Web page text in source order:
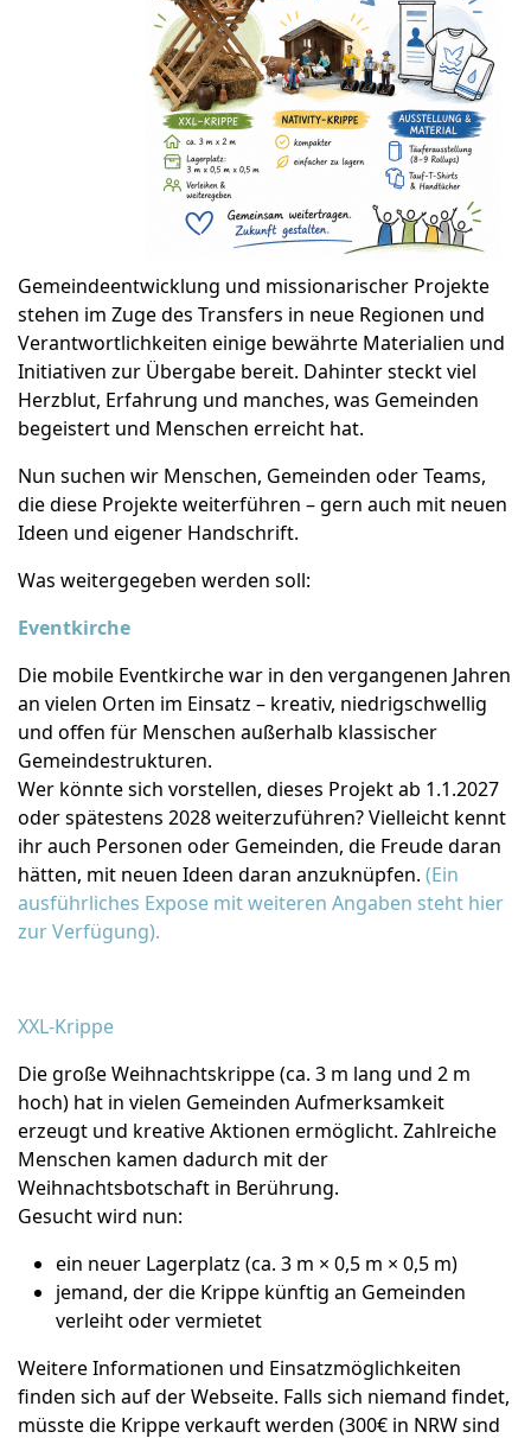
Gemeindeentwicklung und missionarischer Projekte
stehen im Zuge des Transfers in neue Regionen und
Verantwortlichkeiten einige bewährte Materialien und
Initiativen zur Übergabe bereit. Dahinter steckt viel
Herzblut, Erfahrung und manches, was Gemeinden
begeistert und Menschen erreicht hat.
Nun suchen wir Menschen, Gemeinden oder Teams,
die diese Projekte weiterführen – gern auch mit neuen
Ideen und eigener Handschrift.
Was weitergegeben werden soll:
Eventkirche
Die mobile Eventkirche war in den vergangenen Jahren
an vielen Orten im Einsatz – kreativ, niedrigschwellig
und offen für Menschen außerhalb klassischer
Gemeindestrukturen.
Wer könnte sich vorstellen, dieses Projekt ab 1.1.2027
oder spätestens 2028 weiterzuführen? Vielleicht kennt
ihr auch Personen oder Gemeinden, die Freude daran
hätten, mit neuen Ideen daran anzuknüpfen. (Ein
ausführliches Expose mit weiteren Angaben steht hier
zur Verfügung).
XXL-Krippe
Die große Weihnachtskrippe (ca. 3 m lang und 2 m
hoch) hat in vielen Gemeinden Aufmerksamkeit
erzeugt und kreative Aktionen ermöglicht. Zahlreiche
Menschen kamen dadurch mit der
Weihnachtsbotschaft in Berührung.
Gesucht wird nun:
ein neuer Lagerplatz (ca. 3 m × 0,5 m × 0,5 m)
jemand, der die Krippe künftig an Gemeinden
verleiht oder vermietet
Weitere Informationen und Einsatzmöglichkeiten
finden sich auf der Webseite. Falls sich niemand findet,
müsste die Krippe verkauft werden (300€ in NRW sind